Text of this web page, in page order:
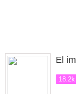
El